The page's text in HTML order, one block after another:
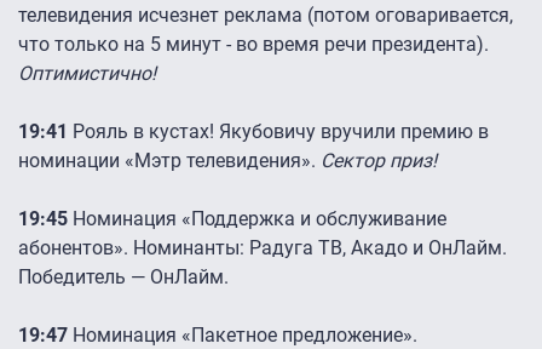
телевидения исчезнет реклама (потом оговаривается,
что только на 5 минут - во время речи президента).
Оптимистично!
19:41 Рояль в кустах! Якубовичу вручили премию в
номинации «Мэтр телевидения». Сектор приз!
19:45 Номинация «Поддержка и обслуживание
абонентов». Номинанты: Радуга ТВ, Акадо и ОнЛайм.
Победитель — ОнЛайм.
19:47 Номинация «Пакетное предложение».